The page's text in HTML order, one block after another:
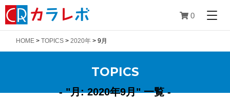
0
HOME >TOPICS >2020年 >9月
TOPICS
- "月:2020年9月" 一覧 -